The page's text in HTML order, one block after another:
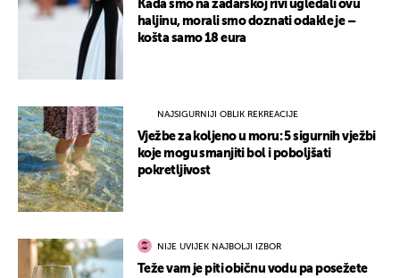
Kada smo na zadarskoj rivi ugledali ovu
haljinu, morali smo doznati odakle je –
košta samo 18 eura
NAJSIGURNIJI OBLIK REKREACIJE
Vježbe za koljeno u moru: 5 sigurnih vježbi
koje mogu smanjiti bol i poboljšati
pokretljivost
NIJE UVIJEK NAJBOLJI IZBOR
Teže vam je piti običnu vodu pa posežete